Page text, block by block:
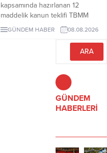
kapsamında hazırlanan 12
maddelik kanun teklifi TBMM
Adalet Komisyonunda kabul edildi.
Teklif 5 ve 10 yıllık erteleme
düzenlemeleri içeriyor.
GÜNDEM HABER 08.08.2026
GÜNDEM
HABERLERİ